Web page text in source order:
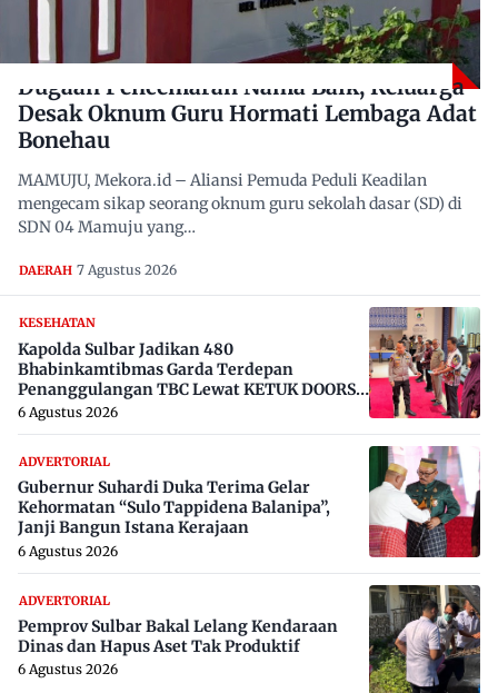
Dugaan Pencemaran Nama Baik, Keluarga
Desak Oknum Guru Hormati Lembaga Adat
Bonehau
MAMUJU, Mekora.id – Aliansi Pemuda Peduli Keadilan
mengecam sikap seorang oknum guru sekolah dasar (SD) di
SDN 04 Mamuju yang…
DAERAH 7 Agustus 2026
KESEHATAN
Kapolda Sulbar Jadikan 480
Bhabinkamtibmas Garda Terdepan
Penanggulangan TBC Lewat KETUK DOORS
di 650 Desa
6 Agustus 2026
ADVERTORIAL
Gubernur Suhardi Duka Terima Gelar
Kehormatan “Sulo Tappidena Balanipa”,
Janji Bangun Istana Kerajaan
6 Agustus 2026
ADVERTORIAL
Pemprov Sulbar Bakal Lelang Kendaraan
Dinas dan Hapus Aset Tak Produktif
6 Agustus 2026